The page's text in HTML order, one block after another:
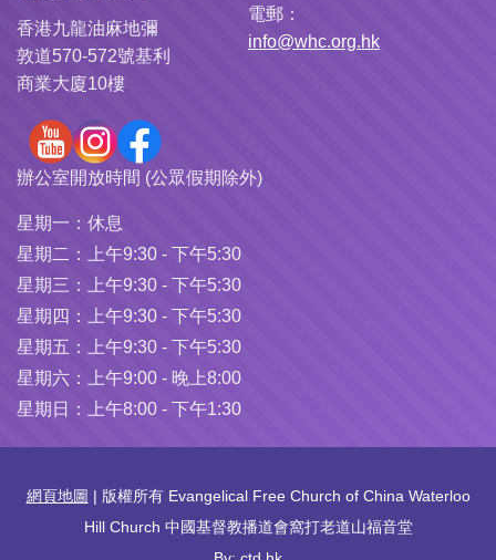
香港九龍油麻地彌
敦道570-572號基利
商業大廈10樓
電郵：
info@whc.org.hk
辦公室開放時間 (公眾假期除外)
星期一： 休息
星期二：
上午9:30 - 下午5:30
星期三：
上午9:30 - 下午5:30
星期四：
上午9:30 - 下午5:30
星期五：
上午9:30 - 下午5:30
星期六：
上午9:00 - 晚上8:00
星期日：
上午8:00 - 下午1:30
網頁地圖 | 版權所有 Evangelical Free Church of China Waterloo
Hill Church 中國基督教播道會窩打老道山福音堂